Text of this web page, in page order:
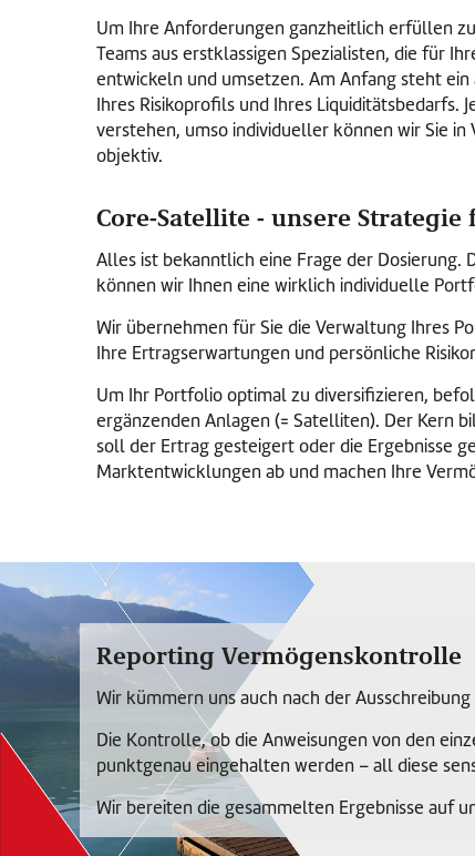
Um Ihre Anforderungen ganzheitlich erfüllen
Teams aus erstklassigen Spezialisten, die für
entwickeln und umsetzen. Am Anfang steht
Ihres Risikoprofils und Ihres Liquiditätsbedarfs.
verstehen, umso individueller können wir Sie
objektiv.
Core-Satellite - unsere
Alles ist bekanntlich eine Frage der
können wir Ihnen eine wirklich individuelle
Wir übernehmen für Sie die Verwaltung Ihres
Ihre Ertragserwartungen und persönliche
Um Ihr Portfolio optimal zu diversifizieren,
ergänzenden Anlagen (= Satelliten). Der Kern
soll der Ertrag gesteigert oder die Ergebnisse
Marktentwicklungen ab und machen Ihre
Reporting Vermögenskontrolle
Wir kümmern uns auch nach der
Die Kontrolle, ob die Anweisungen von den
punktgenau eingehalten werden – all diese
Wir bereiten die gesammelten Ergebnisse auf